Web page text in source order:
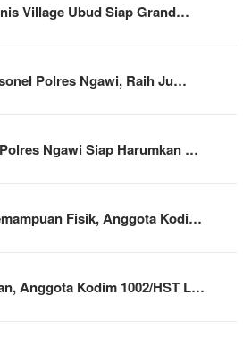
Village Ubud Siap Grand…
Polres Ngawi, Raih Ju…
Ngawi Siap Harumkan …
Fisik, Anggota Kodi…
Anggota Kodim 1002/HST L…